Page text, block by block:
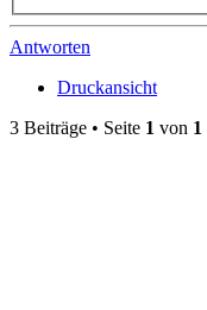
Antworten
Druckansicht
3 Beiträge • Seite 1 von 1